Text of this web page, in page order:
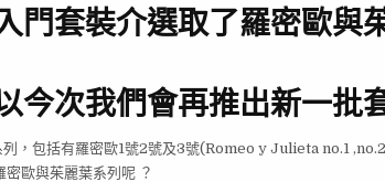
門套裝介選取了羅密歐與
今次我們會再推出新一批
，包括有羅密歐1號2號及3號(Romeo y Julieta no.1
歐與茱麗葉系列呢 ？